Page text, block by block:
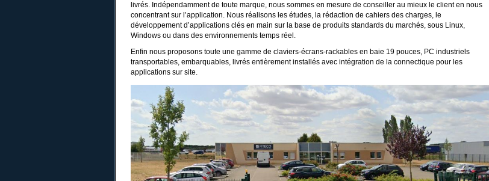
livrés. Indépendamment de toute marque, nous sommes en mesure de conseiller au mieux le client en nous
concentrant sur l’application. Nous réalisons les études, la rédaction de cahiers des charges, le
développement d’applications clés en main sur la base de produits standards du marchés, sous Linux,
Windows ou dans des environnements temps réel.
Enfin nous proposons toute une gamme de claviers-écrans-rackables en baie 19 pouces, PC industriels
transportables, embarquables, livrés entièrement installés avec intégration de la connectique pour les
applications sur site.